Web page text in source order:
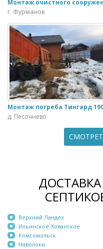
г. Фурманов
Монтаж погреба Тингард
д. Песочнево
Верхний Ландех
Ильинское-Хованское
Комсомольск
Наволоки